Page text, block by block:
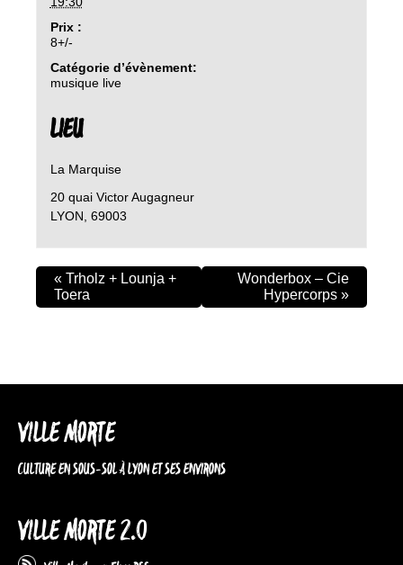
Prix :
8+/-
Catégorie d’évènement:
musique live
LIEU
La Marquise
20 quai Victor Augagneur
LYON 69003
« Trholz + Lounja +
Toera
Wonderbox – Cie
Hypercorps »
VILLE MORTE
CULTURE EN SOUS-SOL À LYON ET SES ENVIRONS
VILLE MORTE 2.0